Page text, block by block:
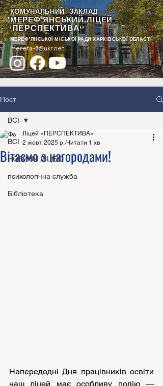
КОМУНАЛЬНИЙ ЗАКЛАД
"МЕРЕФ'ЯНСЬКИЙ ЛІЦЕЙ
"ПЕРСПЕКТИВА""
МЕРЕФ'ЯНСЬКОЇ МІСЬКОЇ РАДИ ХАРКІВСЬКОЇ ОБЛАСТІ
merefa-6@ukr.net
Пост
ВСІ
НОВИНИ ЛІЦЕЮ
психологічна служба
Бібліотека
ВСІ
Вітаємо з нагородами!
Ліцей «ПЕРСПЕКТИВА»
2 жовт. 2025 р. Читати 1 хв
Напередодні Дня працівників освіти
наш ліцей має особливу подію —